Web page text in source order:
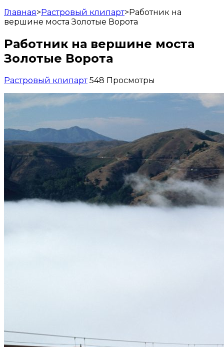
Главная>Растровый клипарт>Работник на
вершине моста Золотые Ворота
Работник на вершине моста
Золотые Ворота
Растровый клипарт 548 Просмотры